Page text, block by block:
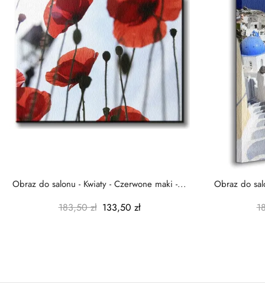
Obraz do salonu - Kwiaty - Czerwone maki -...
183,50 zł 133,50 zł
Obraz do